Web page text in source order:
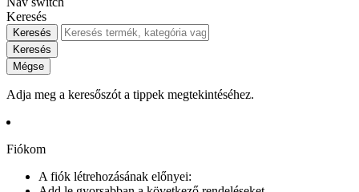
Keresés
Keresés
Keresés
Mégse
Adja meg a keresőszót a tippek megtekintéséhez.
Fiókom
A fiók létrehozásának előnyei: